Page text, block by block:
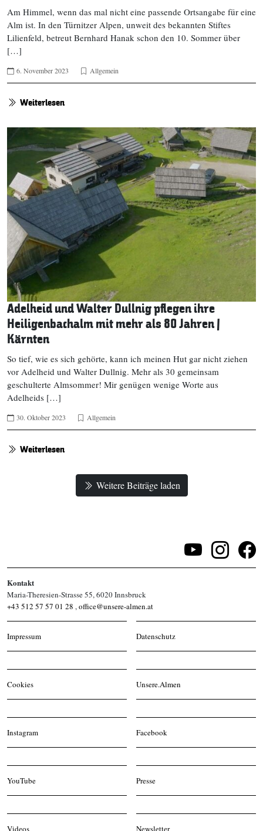
Am Himmel, wenn das mal nicht eine passende Ortsangabe für eine
Alm ist. In den Türnitzer Alpen, unweit des bekannten Stiftes
Lilienfeld, betreut Bernhard Hanak schon den 10. Sommer über
[…]
6. November 2023 Allgemein
Weiterlesen
Adelheid und Walter Dullnig pflegen ihre
Heiligenbachalm mit mehr als 80 Jahren |
Kärnten
So tief, wie es sich gehörte, kann ich meinen Hut gar nicht ziehen
vor Adelheid und Walter Dullnig. Mehr als 30 gemeinsam
geschulterte Almsommer! Mir genügen wenige Worte aus
Adelheids […]
30. Oktober 2023 Allgemein
Weiterlesen
Weitere Beiträge laden
Kontakt
Maria-Theresien-Strasse 55, 6020 Innsbruck
+43 512 57 57 01 28 ,office@unsere-almen.at
Impressum Datenschutz
Cookies Unsere.Almen
Instagram Facebook
YouTube Presse
Videos Newsletter